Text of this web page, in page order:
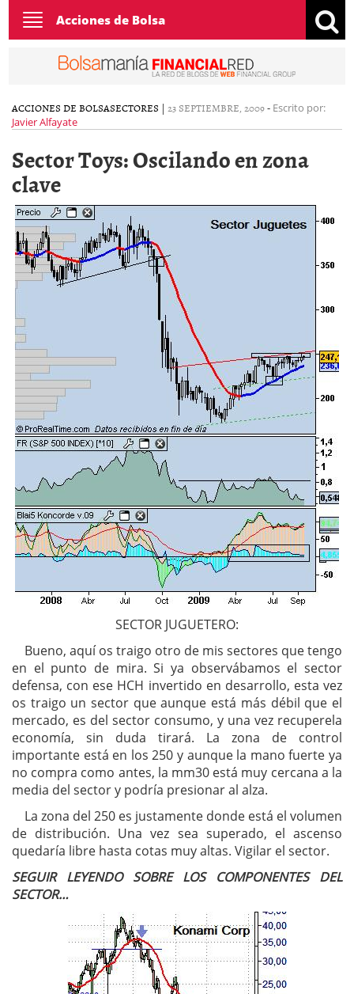
Toggle
navigation
Acciones de Bolsa
ACCIONES DE BOLSASECTORES | 23 SEPTIEMBRE, 2009- Escrito por:
Javier Alfayate
Sector Toys: Oscilando en zona
clave
SECTOR JUGUETERO:
Bueno, aquí os traigo otro de mis sectores que tengo
en el punto de mira. Si ya observábamos el sector
defensa, con ese HCH invertido en desarrollo, esta vez
os traigo un sector que aunque está más débil que el
mercado, es del sector consumo, y una vez recuperela
economía, sin duda tirará. La zona de control
importante está en los 250 y aunque la mano fuerte ya
no compra como antes, la mm30 está muy cercana a la
media del sector y podría presionar al alza.
La zona del 250 es justamente donde está el volumen
de distribución. Una vez sea superado, el ascenso
quedaría libre hasta cotas muy altas. Vigilar el sector.
SEGUIR LEYENDO SOBRE LOS COMPONENTES DEL
SECTOR…